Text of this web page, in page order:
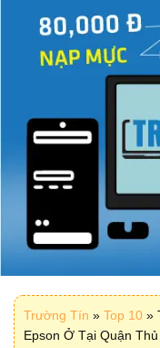
Trường Tín » Top 10 »
Epson Ở Tại Quận